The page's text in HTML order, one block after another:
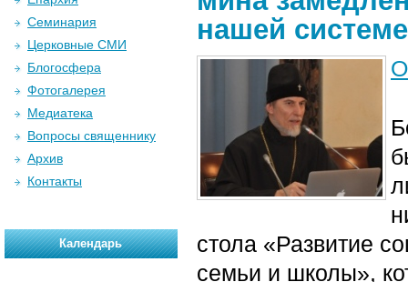
нашей
стола «Развитие
семьи и школы»,
Семинария
Церковные СМИ
Блогосфера
Фотогалерея
Медиатека
Вопросы священнику
Архив
Контакты
Календарь